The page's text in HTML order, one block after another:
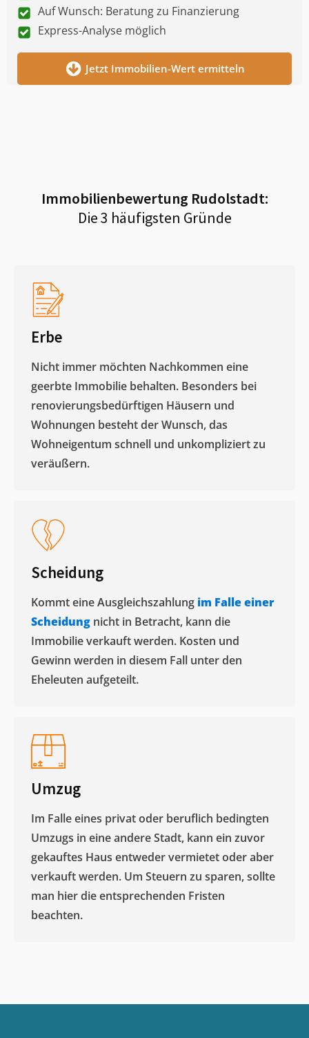
Auf Wunsch: Beratung zu Finanzierung
Express-Analyse möglich
Jetzt Immobilien-Wert ermitteln
Immobilienbewertung Rudolstadt:
Die 3 häufigsten Gründe
Erbe
Nicht immer möchten Nachkommen eine
geerbte Immobilie behalten. Besonders bei
renovierungsbedürftigen Häusern und
Wohnungen besteht der Wunsch, das
Wohneigentum schnell und unkompliziert zu
veräußern. ​
Scheidung
Kommt eine Ausgleichszahlung im Falle einer
Scheidung nicht in Betracht, kann die
Immobilie verkauft werden. Kosten und
Gewinn werden in diesem Fall unter den
Eheleuten aufgeteilt.​
Umzug
Im Falle eines privat oder beruflich bedingten
Umzugs in eine andere Stadt, kann ein zuvor
gekauftes Haus entweder vermietet oder aber
verkauft werden. Um Steuern zu sparen, sollte
man hier die entsprechenden Fristen
beachten.